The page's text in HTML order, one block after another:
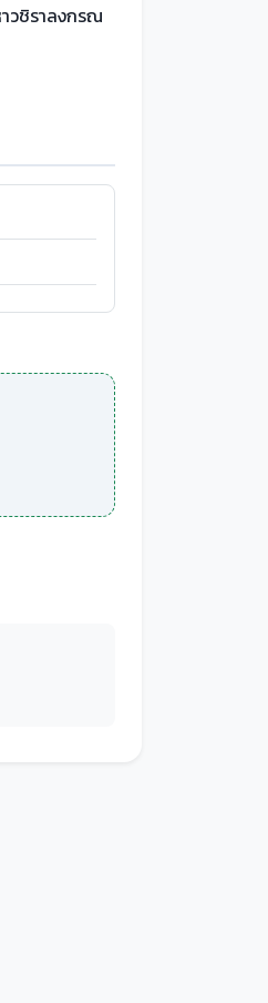
วชิราลงกรณ